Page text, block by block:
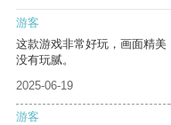
游客
这款游戏非常好玩，画面精
没有玩腻。
2025-06-19
游客